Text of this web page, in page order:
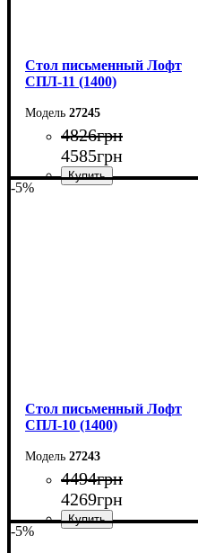
Стол письменный Лофт
СПЛ-11 (1400)
27245
4826грн
4585грн
-5%
Стол письменный Лофт
СПЛ-10 (1400)
27243
4494грн
4269грн
-5%